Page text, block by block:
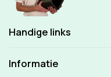
Handige links
Informatie